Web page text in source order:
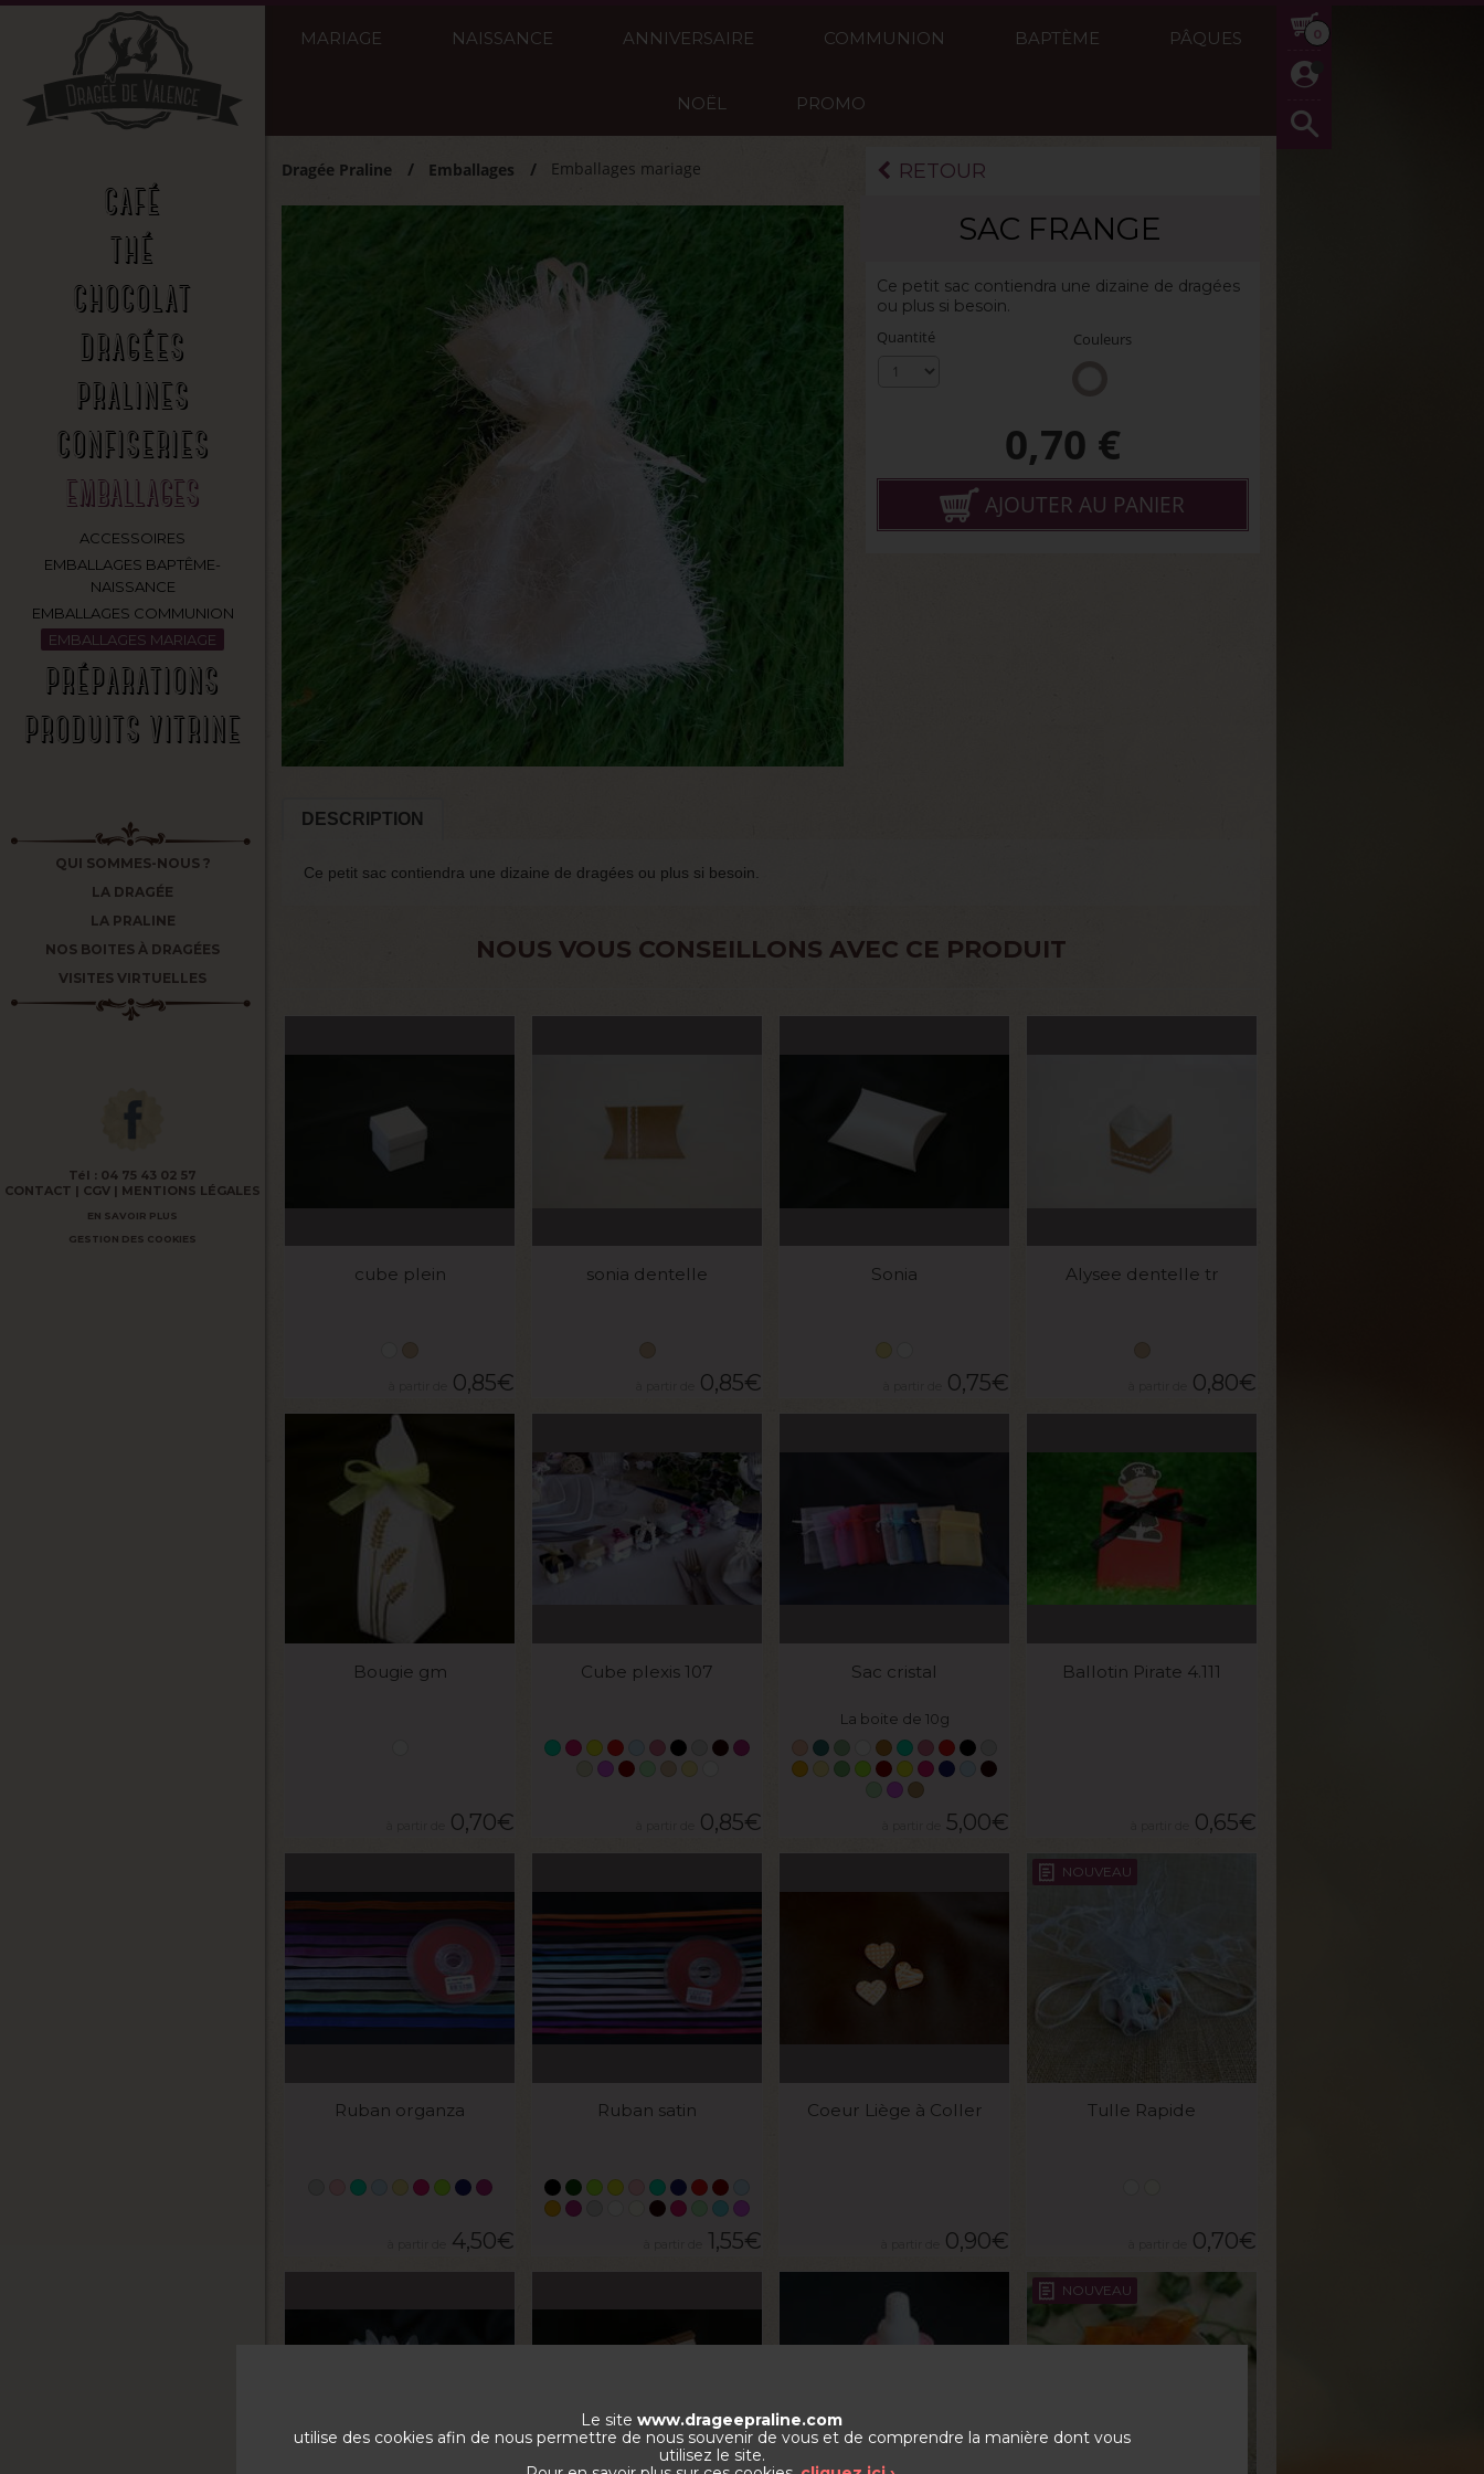
CAFÉ
THÉ
CHOCOLAT
DRAGÉES
PRALINES
CONFISERIES
EMBALLAGES
ACCESSOIRES
EMBALLAGES BAPTÊME-
NAISSANCE
EMBALLAGES COMMUNION
EMBALLAGES MARIAGE
PRÉPARATIONS
PRODUITS VITRINE
QUI SOMMES-NOUS ?
LA DRAGÉE
LA PRALINE
NOS BOITES À DRAGÉES
VISITES VIRTUELLES
Tél : 04 75 43 02 57
CONTACT
CGV MENTIONS LÉGALES
EN SAVOIR PLUS
GESTION DES COOKIES
0
MARIAGE NAISSANCE ANNIVERSAIRE COMMUNION BAPTÈME PÂQUES
NOËL PROMO
SAC FRANGE
Dragée Praline Emballages Emballages mariage RETOUR
Ce petit sac contiendra une dizaine de dragées
ou plus si besoin.
Quantité
Couleurs
0,70 €
AJOUTER AU PANIER
DESCRIPTION
Ce petit sac contiendra une dizaine de dragées ou plus si besoin.
NOUS VOUS CONSEILLONS AVEC CE PRODUIT
cube plein
0,85€
sonia dentelle
0,85€
Sonia
0,75€
Alysee dentelle tr
0,80€
Bougie gm
0,70€
VOIR LE PRODUIT
Cube plexis 107
0,85€
Sac cristal
La boite de 10g
5,00€
Ballotin Pirate 4.111
0,65€
Ruban organza
4,50€
Ruban satin
1,55€
Coeur Liège à Coller
0,90€
NOUVEAU
Tulle Rapide
0,70€
NOUVEAU
Le site www.drageepraline.com
utilise des cookies afin de nous permettre de nous souvenir de vous et de comprendre la manière dont vous
utilisez le site.